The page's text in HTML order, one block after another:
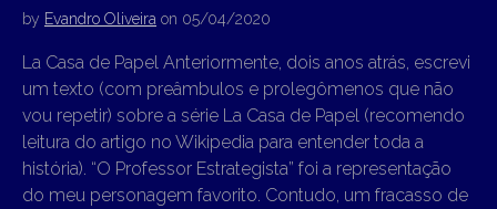
by Evandro Oliveira on 05/04/2020
La Casa de Papel Anteriormente, dois anos atrás, escrevi
um texto (com preâmbulos e prolegômenos que não
vou repetir) sobre a série La Casa de Papel (recomendo
leitura do artigo no Wikipedia para entender toda a
história). “O Professor Estrategista” foi a representação
do meu personagem favorito. Contudo, um fracasso de